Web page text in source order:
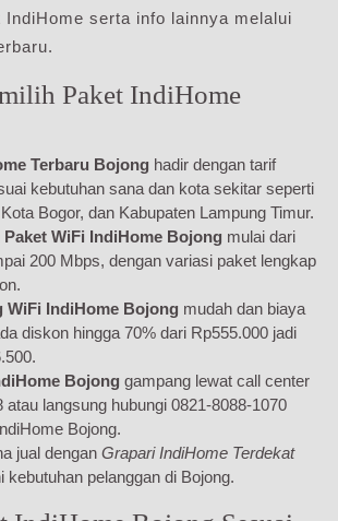
serta info lainnya melalui
Paket IndiHome
Terbaru Bojong hadir dengan tarif
kebutuhan sana dan kota sekitar seperti
Bogor, dan Kabupaten Lampung Timur.
Paket WiFi IndiHome Bojong mulai dari
200 Mbps, dengan variasi paket lengkap
WiFi IndiHome Bojong mudah dan biaya
diskon hingga 70% dari Rp555.000 jadi
Bojong gampang lewat call center
atau langsung hubungi 0821-8088-1070
Bojong.
jual dengan Grapari IndiHome Terdekat
kebutuhan pelanggan di Bojong.